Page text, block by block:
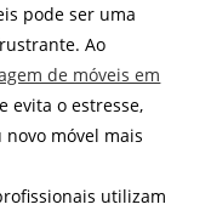
pode ser uma
Ao
de móveis em
evita o estresse,
móvel mais
utilizam